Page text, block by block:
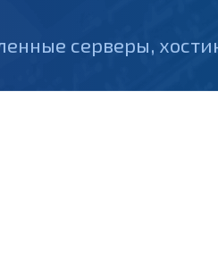
серверы,